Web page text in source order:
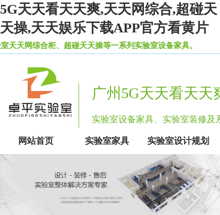
5G天天看天天爽,天天网综合,超碰天
天操,天天娱乐下载APP官方看黄片
、超碰天天操等一系列实验室设备家具。
广州5G天天看天
实验室设备家具、实验室装修
网站首页 实验室家具 实验室设计规划